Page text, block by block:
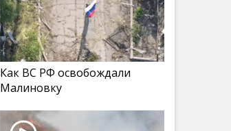
Как ВС РФ освобождали
Малиновку